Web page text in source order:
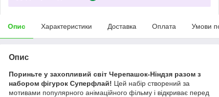
Опис Характеристики Доставка Оплата Умови
Опис
Пориньте у захопливий світ Черепашок-Ніндзя разом з
набором фігурок Суперфлай! Цей набір створений за
мотивами популярного анімаційного фільму і відкриває перед